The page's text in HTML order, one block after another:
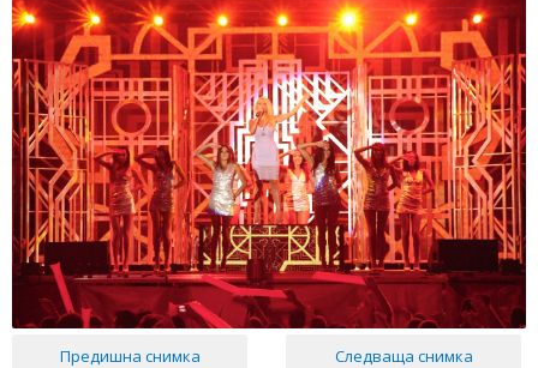
Предишна снимка Следваща снимка